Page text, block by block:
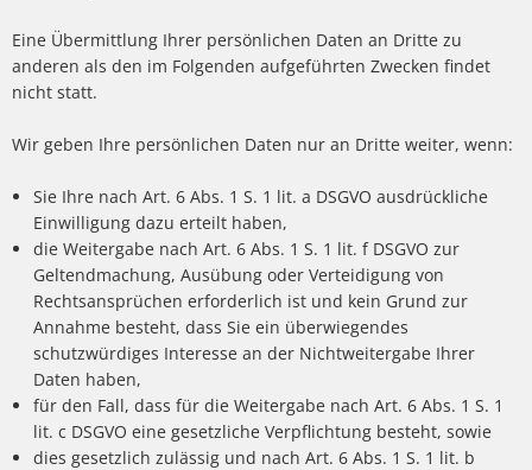
Eine Übermittlung Ihrer persönlichen Daten an Dritte zu
anderen als den im Folgenden aufgeführten Zwecken findet
nicht statt.
Wir geben Ihre persönlichen Daten nur an Dritte weiter, wenn:
Sie Ihre nach Art. 6 Abs. 1 S. 1 lit. a DSGVO ausdrückliche
Einwilligung dazu erteilt haben,
die Weitergabe nach Art. 6 Abs. 1 S. 1 lit. f DSGVO zur
Geltendmachung, Ausübung oder Verteidigung von
Rechtsansprüchen erforderlich ist und kein Grund zur
Annahme besteht, dass Sie ein überwiegendes
schutzwürdiges Interesse an der Nichtweitergabe Ihrer
Daten haben,
für den Fall, dass für die Weitergabe nach Art. 6 Abs. 1 S. 1
lit. c DSGVO eine gesetzliche Verpflichtung besteht, sowie
dies gesetzlich zulässig und nach Art. 6 Abs. 1 S. 1 lit. b